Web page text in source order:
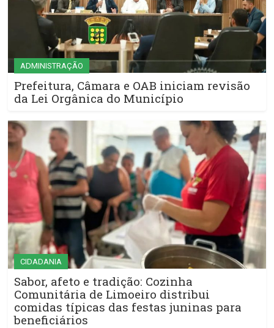
ADMINISTRAÇÃO
Prefeitura, Câmara e OAB iniciam revisão
da Lei Orgânica do Município
CIDADANIA
Sabor, afeto e tradição: Cozinha
Comunitária de Limoeiro distribui
comidas típicas das festas juninas para
beneficiários